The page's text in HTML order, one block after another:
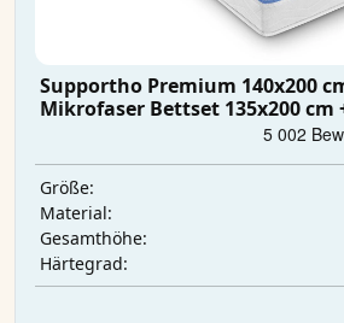
Supportho Premium 140x200
Mikrofaser Bettset 135x200 cm
Größe:
Material:
Gesamthöhe:
Härtegrad: